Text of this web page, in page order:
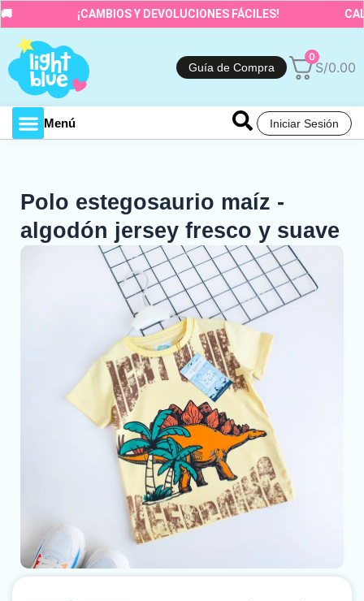
Ir
al
contenido
¡CAMBIOS Y DEVOLUCIONES FÁCILES!
Guía de Compra
0
S/0.00
Menú Iniciar Sesión
Polo estegosaurio maíz -
algodón jersey fresco y suave